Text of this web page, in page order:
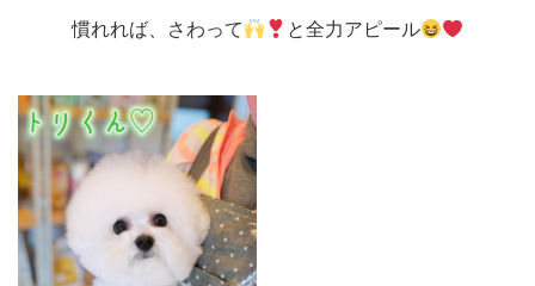
慣れれば、さわって と全力アピール